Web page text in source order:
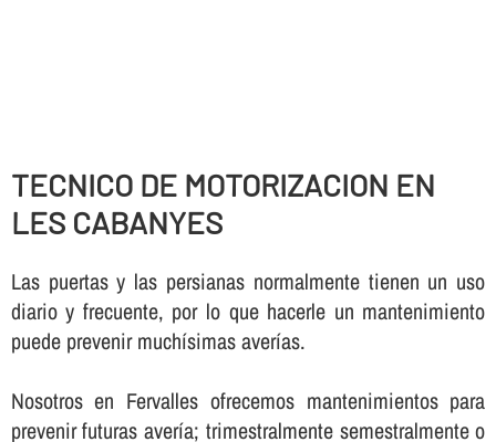
TECNICO DE MOTORIZACION EN
LES CABANYES
Las puertas y las persianas normalmente tienen un uso
diario y frecuente, por lo que hacerle un mantenimiento
puede prevenir muchí­simas averí­as.
Nosotros en Fervalles ofrecemos mantenimientos para
prevenir futuras averí­a; trimestralmente semestralmente o